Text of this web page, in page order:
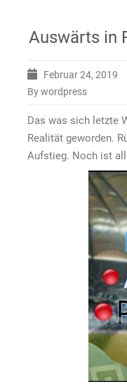
Auswärts in
Februar 24, 2019
By wordpress
Das was sich letzte
Realität geworden.
Aufstieg. Noch ist